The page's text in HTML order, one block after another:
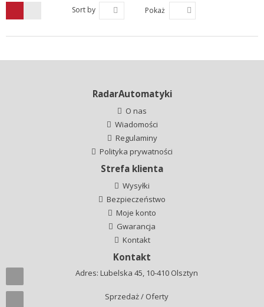
Sort by Pokaż
RadarAutomatyki
O nas
Wiadomości
Regulaminy
Polityka prywatności
Strefa klienta
Wysyłki
Bezpieczeństwo
Moje konto
Gwarancja
Kontakt
Kontakt
Adres: Lubelska 45, 10-410 Olsztyn
Sprzedaż / Oferty